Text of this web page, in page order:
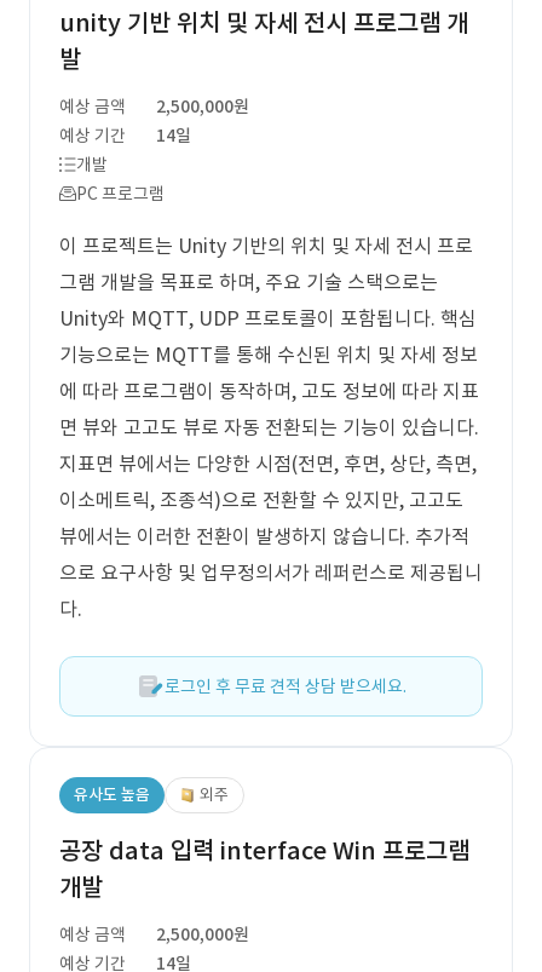
unity 기반 위치 및 자세 전시 프로그램 개
발
예상 금액
2,500,000원
예상 기간
14일
개발
PC 프로그램
이 프로젝트는 Unity 기반의 위치 및 자세 전시 프로
그램 개발을 목표로 하며, 주요 기술 스택으로는
Unity와 MQTT, UDP 프로토콜이 포함됩니다. 핵심
기능으로는 MQTT를 통해 수신된 위치 및 자세 정보
에 따라 프로그램이 동작하며, 고도 정보에 따라 지표
면 뷰와 고고도 뷰로 자동 전환되는 기능이 있습니다.
지표면 뷰에서는 다양한 시점(전면, 후면, 상단, 측면,
이소메트릭, 조종석)으로 전환할 수 있지만, 고고도
뷰에서는 이러한 전환이 발생하지 않습니다. 추가적
으로 요구사항 및 업무정의서가 레퍼런스로 제공됩니
다.
로그인 후 무료 견적 상담 받으세요.
유사도 높음 외주
공장 data 입력 interface Win 프로그램
개발
예상 금액
2,500,000원
예상 기간
14일